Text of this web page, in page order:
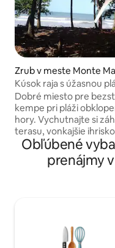
Zrub v meste Monte
Kúsok raja s úžasnou
Dobré miesto pre
kempe pri pláži
hory. Vychutnajte si
terasu, vonkajšie
gril, bar a ďalšie
priestor, parkovanie na
bezplatné Wi-Fi. Každá ubytovacia
je vzdialené 64 km. Vaše dobrodružstvo
Obľúbené
prenájmy